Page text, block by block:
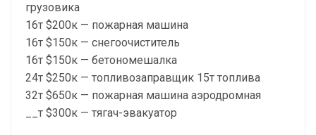
грузовика
16т $200к — пожарная машина
16т $150к — снегоочиститель
16т $150к — бетономешалка
24т $250к — топливозаправщик 15т топлива
32т $650к — пожарная машина аэродромная
__т $300к — тягач-эвакуатор